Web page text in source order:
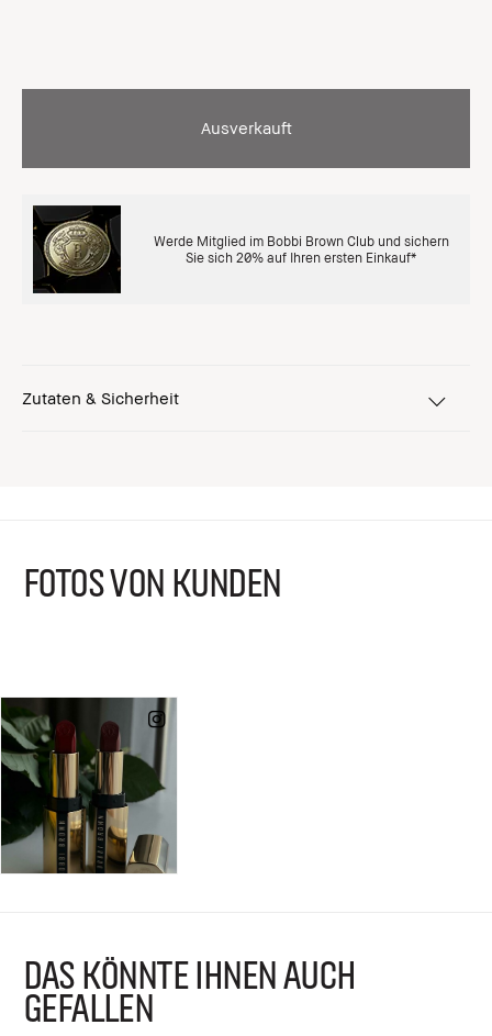
Ausverkauft
Werde Mitglied im Bobbi Brown Club und sichern
Sie sich 20% auf Ihren ersten Einkauf*
Zutaten & Sicherheit
FOTOS VON KUNDEN
DAS KÖNNTE IHNEN AUCH
GEFALLEN